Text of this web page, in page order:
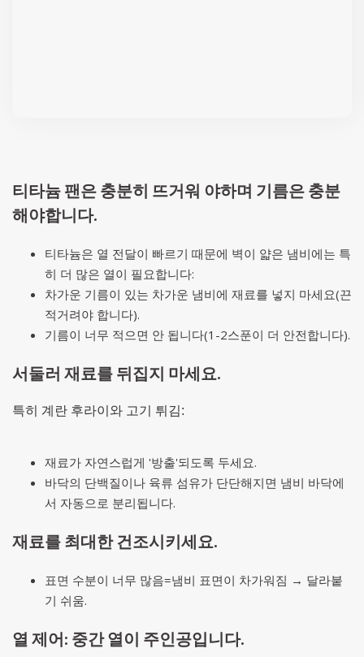
티타늄 팬은 충분히 뜨거워 야하며 기름은 충분
해야합니다.
티타늄은 열 전달이 빠르기 때문에 벽이 얇은 냄비에는 특
히 더 많은 열이 필요합니다:
차가운 기름이 있는 차가운 냄비에 재료를 넣지 마세요(끈
적거려야 합니다).
기름이 너무 적으면 안 됩니다(1-2스푼이 더 안전합니다).
서둘러 재료를 뒤집지 마세요.
특히 계란 후라이와 고기 튀김:
재료가 자연스럽게 '방출'되도록 두세요.
바닥의 단백질이나 육류 섬유가 단단해지면 냄비 바닥에
서 자동으로 분리됩니다.
재료를 최대한 건조시키세요.
표면 수분이 너무 많음=냄비 표면이 차가워짐 → 달라붙
기 쉬움.
열 제어: 중간 열이 주인공입니다.